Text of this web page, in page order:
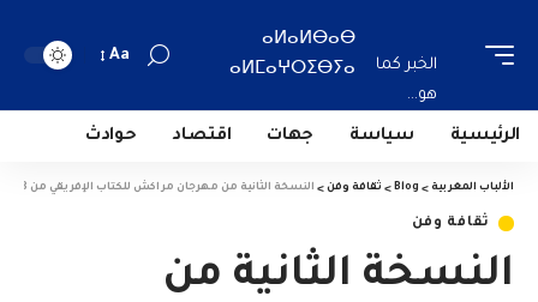
الخبر كما
هو...
ⴰⵍⴰⵍⴱⴰⴱ
ⴰⵍⵎⴰⵖⵔⵉⴱⵢⴰ
Aa
الرئيسية سياسة جهات اقتصاد حوادث
الألباب المغربية >
Blog
> ثقافة وفن > النسخة الثانية من مهرجان مراكش للكتاب الإفريقي من 08 إلى 11 فبراير 2024
ثقافة وفن
النسخة الثانية من